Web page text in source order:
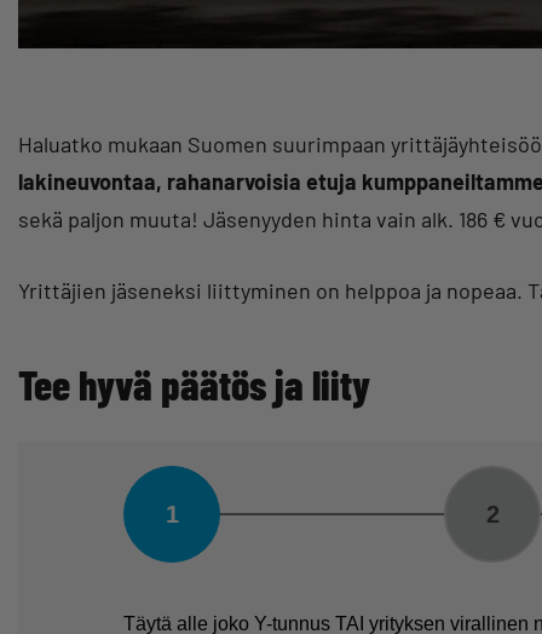
Haluatko mukaan Suomen suurimpaan
lakineuvontaa, rahanarvoisia etuja
sekä paljon muuta! Jäsenyyden hinta vain alk. 186 €
Yrittäjien jäseneksi liittyminen on helppoa ja nopeaa.
Tee hyvä päätös ja liity